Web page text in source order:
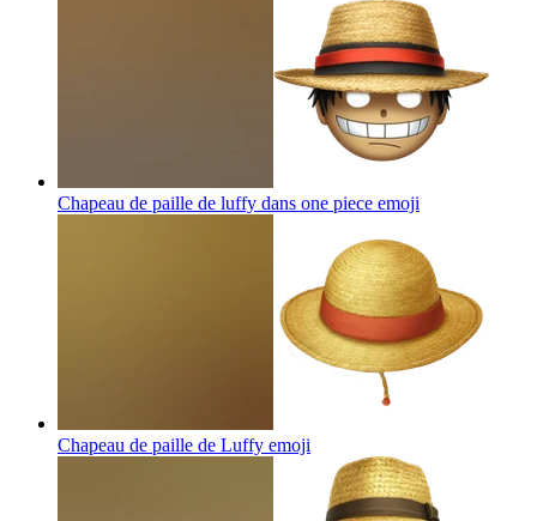
Chapeau de paille de luffy dans one piece emoji
Chapeau de paille de Luffy emoji